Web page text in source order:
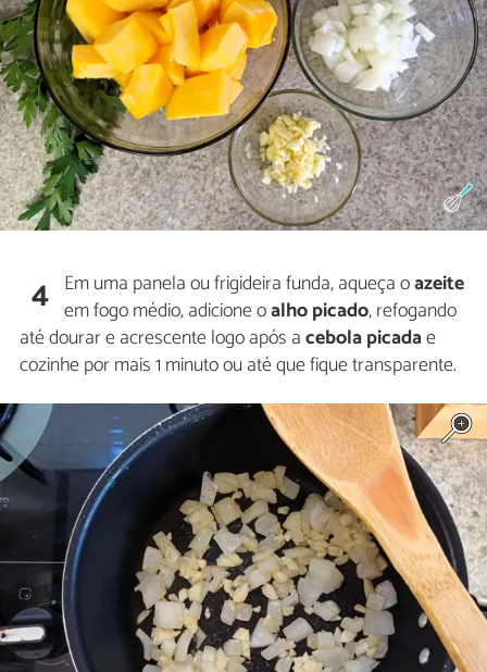
4 Em uma panela ou frigideira funda, aqueça oazeite
em fogo médio, adicione oalho picado, refogando
até dourar e acrescente logo após acebola picadae
cozinhe por mais 1 minuto ou até que fique transparente.